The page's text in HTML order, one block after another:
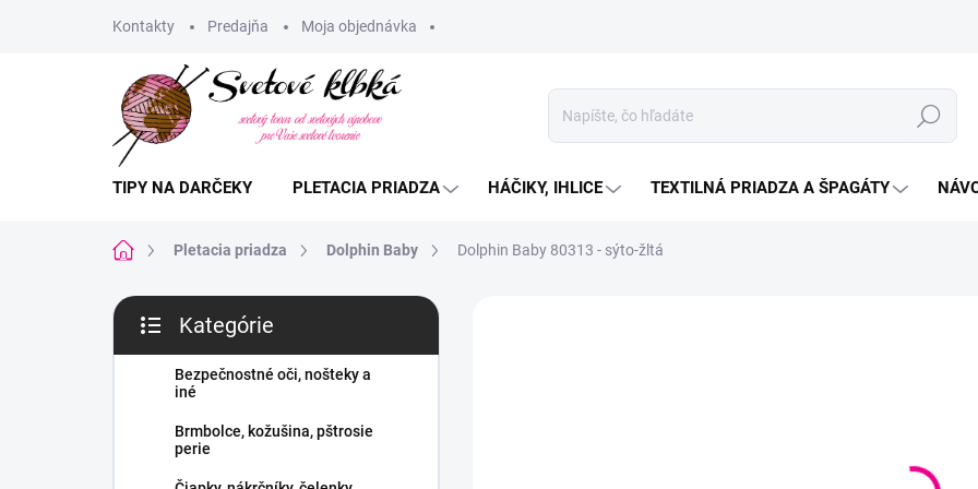
Kontakty Predajňa Moja objednávka
Hľadať
TIPY NA DARČEKY PLETACIA PRIADZA HÁČIKY, IHLICE TEXTILNÁ PRIADZA A ŠPAGÁTY
DomovPletacia priadza Dolphin Baby Dolphin Baby 80313 - sýto-žltá
B
č
kategórie
Kategórie
Bezpečnostné oči, nošteky a
iné
Brmbolce, kožušina, pštrosie
perie